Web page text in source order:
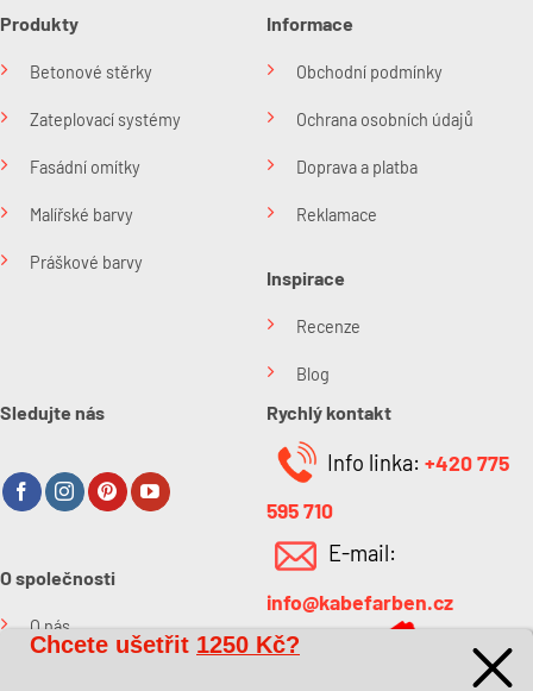
Produkty
Betonové stěrky
Zateplovací systémy
Fasádní omítky
Malířské barvy
Práškové barvy
Informace
Obchodní podmínky
Ochrana osobních údajů
Doprava a platba
Reklamace
Inspirace
Recenze
Blog
Sledujte nás
O společnosti
O nás
Rychlý kontakt
Info linka: +420 775
595 710
E-mail:
info@kabefarben.cz
Chcete ušetřit 1250 Kč?